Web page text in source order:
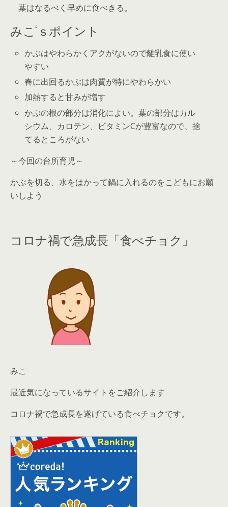
葉はなるべく早めに食べきる。
みこ‘ｓポイント
かぶはやわらかくアクがないので離乳食に使い
やすい
春に出回るかぶは肉質が特にやわらかい
加熱すると甘みが増す
かぶの根の部分は消化によい。葉の部分はカル
シウム、カロテン、ビタミンCが豊富なので、捨
てるところがない
～今回の台所育児～
かぶを切る、水をはかって鍋に入れるのをこどもにお願
いしよう
コロナ禍で急成長「食べチョク」
みこ
最近気になっているサイトをご紹介します
コロナ禍で急成長を遂げている食べチョクです。